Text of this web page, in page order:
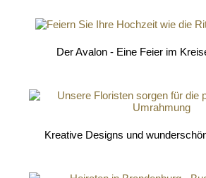
Der Avalon - Eine Feier im
Kreative Designs und